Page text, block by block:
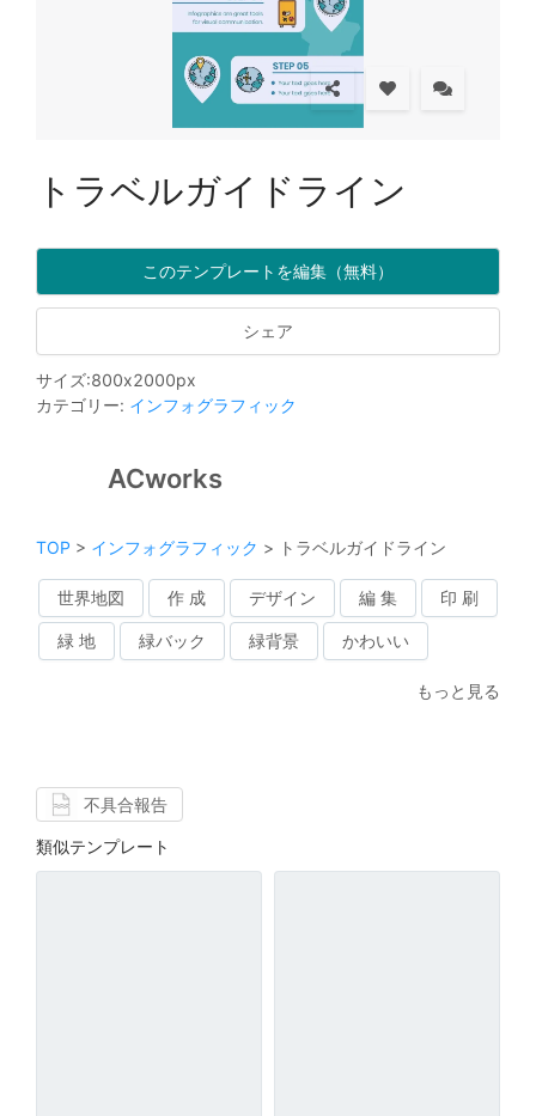
トラベルガイドライン
このテンプレートを編集（無料）
シェア
サイズ:800x2000px
カテゴリー: インフォグラフィック
ACworks
TOP > インフォグラフィック > トラベルガイドライン
世界地図 作 成 デザイン 編 集 印 刷
緑 地 緑バック 緑背景 かわいい
もっと見る
不具合報告
類似テンプレート